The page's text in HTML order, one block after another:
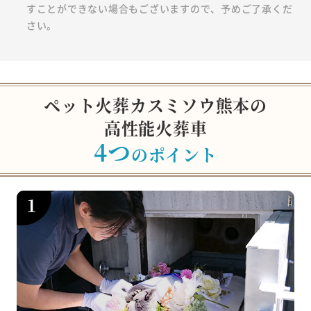
すことができない場合もございますので、予めご了承くだ
さい。
ペット火葬カスミソウ熊本の
高性能火葬車
4つのポイント